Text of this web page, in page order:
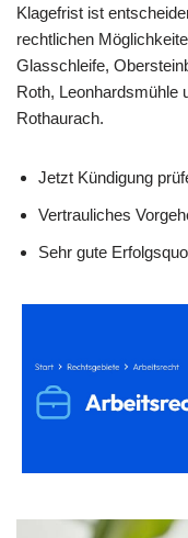
Klagefrist ist
rechtlichen
Glasschleife,
Roth, Leonhardsmühle
Rothaurach.
Jetzt Kündigung
Vertrauliches
Sehr gute